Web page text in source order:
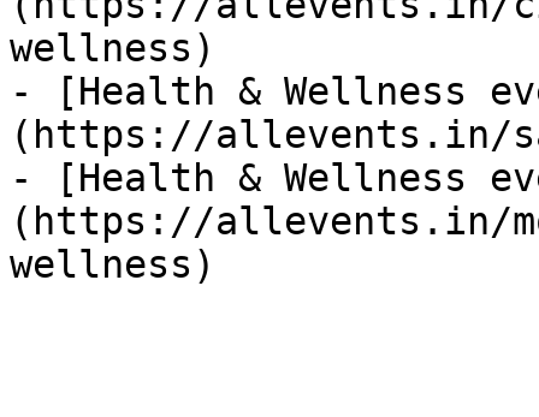
wellness)
- [Health & Wellness
(https://allevents.in/
- [Health & Wellness
(https://allevents.in/
wellness)